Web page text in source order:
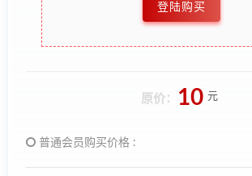
登陆购买
原价： 10 元
普通会员购买价格 :